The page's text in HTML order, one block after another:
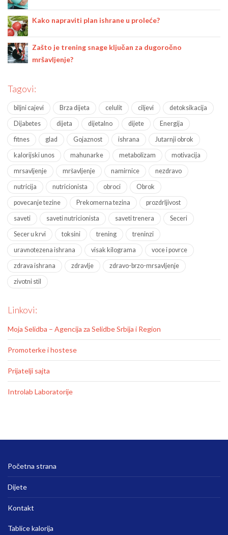
Kako napraviti plan ishrane u proleće?
Zašto je trening snage ključan za dugoročno
mršavljenje?
Tagovi:
biljni cajevi Brza dijeta celulit ciljevi detoksikacija
Dijabetes dijeta dijetalno dijete Energija
fitnes glad Gojaznost ishrana Jutarnji obrok
kalorijski unos mahunarke metabolizam motivacija
mrsavljenje mršavljenje namirnice nezdravo
nutricija nutricionista obroci Obrok
povecanje tezine Prekomerna tezina prozdrljivost
saveti saveti nutricionista saveti trenera Seceri
Secer u krvi toksini trening treninzi
uravnotezena ishrana visak kilograma voce i povrce
zdrava ishrana zdravlje zdravo-brzo-mrsavljenje
zivotni stil
Linkovi:
Moja Selidba – Agencija za Selidbe Srbija i Region
Promoterke i hostese
Prijatelji sajta
Introlab Laboratorije
Početna strana
Dijete
Kontakt
Tablice kalorija